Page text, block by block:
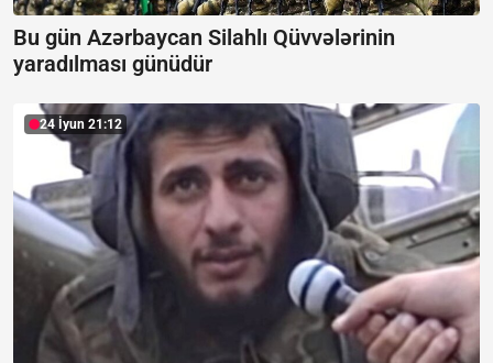
Bu gün Azərbaycan Silahlı Qüvvələrinin
yaradılması günüdür
24 İyun 21:12